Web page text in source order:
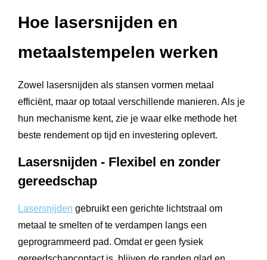
Hoe lasersnijden en
metaalstempelen werken
Zowel lasersnijden als stansen vormen metaal
efficiënt, maar op totaal verschillende manieren. Als je
hun mechanisme kent, zie je waar elke methode het
beste rendement op tijd en investering oplevert.
Lasersnijden - Flexibel en zonder
gereedschap
Lasersnijden gebruikt een gerichte lichtstraal om
metaal te smelten of te verdampen langs een
geprogrammeerd pad. Omdat er geen fysiek